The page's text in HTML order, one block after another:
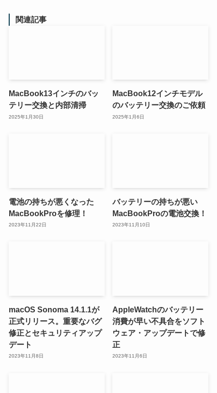
関連記事
MacBook13インチのバッ
テリー交換と内部清掃
2025年1月30日
MacBook12インチモデル
のバッテリー交換のご依頼
2025年1月6日
電池の持ちが悪くなった
MacBookProを修理！
2023年11月22日
バッテリーの持ちが悪い
MacBookProの電池交換！
2023年11月10日
macOS Sonoma 14.1.1が
正式リリース。重要なバグ
修正とセキュリティアップ
デート
2023年11月8日
AppleWatchのバッテリー
消費が早い不具合をソフト
ウェア・アップデートで修
正
2023年11月6日